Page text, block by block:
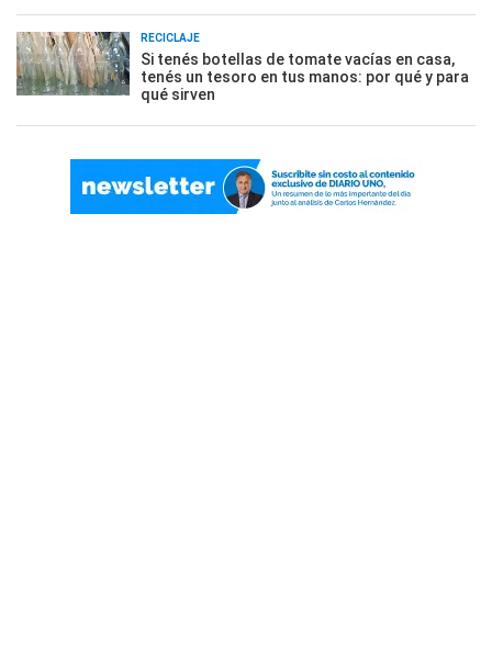
RECICLAJE
Si tenés botellas de tomate vacías en casa,
tenés un tesoro en tus manos: por qué y para
qué sirven